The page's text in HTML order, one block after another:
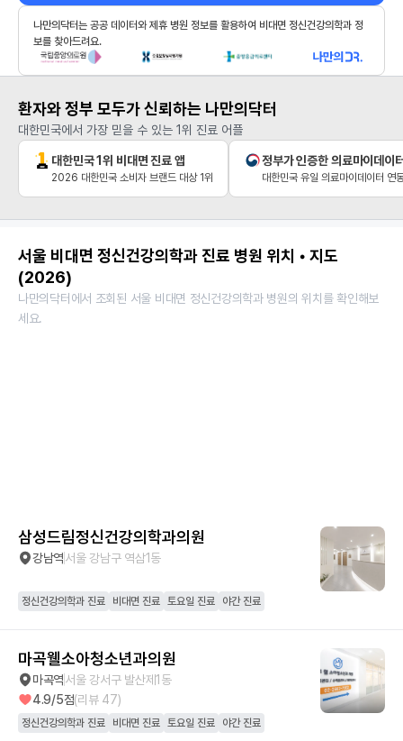
나만의닥터는 공공 데이터와 제휴 병원 정보를 활용하여 비대면 정신건강의학과 정
보를 찾아드려요.
환자와 정부 모두가 신뢰하는 나만의닥터
대한민국에서 가장 믿을 수 있는 1위 진료 어플
대한민국 1위 비대면 진료 앱
2026 대한민국 소비자 브랜드 대상 1위
정부가 인증한 의료마이데이
대한민국 유일 의료마이데이터 연
서울 비대면 정신건강의학과 진료 병원 위치 • 지도
(2026)
나만의닥터에서 조회된 서울 비대면 정신건강의학과 병원의 위치를 확인해보
세요.
삼성드림정신건강의학과의원
강남역서울 강남구 역삼1동
정신건강의학과 진료 비대면 진료 토요일 진료 야간 진료
마곡웰소아청소년과의원
마곡역서울 강서구 발산제1동
4.9/5점(리뷰 47)
정신건강의학과 진료 비대면 진료 토요일 진료 야간 진료